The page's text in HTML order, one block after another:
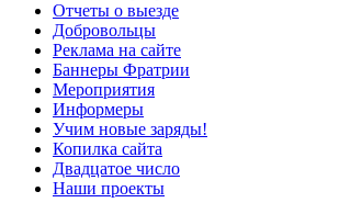
Отчеты о выезде
Добровольцы
Реклама на сайте
Баннеры Фратрии
Мероприятия
Информеры
Учим новые заряды!
Копилка сайта
Двадцатое число
Наши проекты